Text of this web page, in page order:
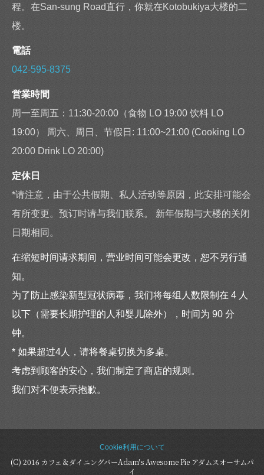
程。在San-sung Road直行，你就在Kotobukiya大楼的二
楼。
電話
042-595-8375
営業時間
周一至周五：11:30-20:00（食物 LO 19:00 饮料 LO
19:00） 周六、周日、节假日: 11:00~21:00 (Cooking LO
20:00 Drink LO 20:00)
定休日
*请注意，由于公共假期、私人活动等原因，此安排可能会
有所变更。预订时请与我们联系。 新年假期与大楼的关闭
日期相同。
在缩短时间请求期间，营业时间可能会更改，恕不另行通
知。
为了防止感染新型冠状病毒，我们将每组人数限制在 4 人
以下（需要长期护理的人和婴儿除外），时间为 90 分
钟。
* 如果超过4人，请将餐桌切换为多桌。
考虑到顾客的安心，我们制定了商店的规则。
我们对不便表示抱歉。
Cookie利用について
(C) 2016 カフェ＆ダイニングバーAdam's Awesome Pie アダムスオーサムパ
イ